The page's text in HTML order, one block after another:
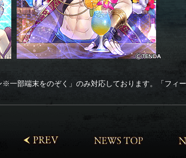
一部端末をのぞく」のみ対応しております。「フィ